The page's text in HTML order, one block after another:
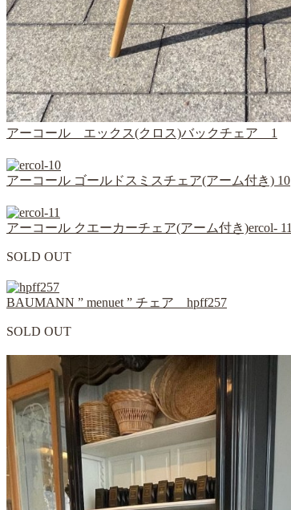
アーコール エックス(クロス)バックチェア 1
アーコール ゴールドスミスチェア(アーム付き) 10
アーコール クエーカーチェア(アーム付き)ercol- 11
SOLD OUT
BAUMANN ” menuet ” チェア hpff257
SOLD OUT